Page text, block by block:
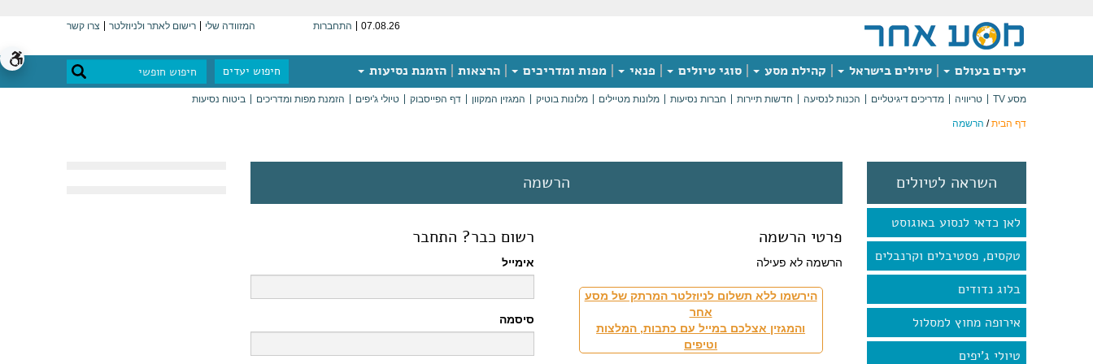
07.08.26 התחברות המזוודה שלי רישום לאתר ולניוזלטר צרו קשר
יעדים בעולם טיולים בישראל קהילת מסע סוגי טיולים פנאי מפות ומדריכים הרצאות הזמנת נסיעות חיפוש יעדים
מסע TV טריוויה מדריכים דיגיטליים הכנות לנסיעה חדשות תיירות חברות נסיעות מלונות מטיילים מלונות בוטיק המגזין המקוון דף הפייסבוק טיולי ג'יפים הזמנת מפות ומדריכים ביטוח נסיעות
דף הבית/ הרשמה
השראה לטיולים
לאן כדאי לנסוע באוגוסט
טקסים, פסטיבלים וקרנבלים
בלוג נדודים
אירופה מחוץ למסלול
טיולי ג'יפים
הרשמה
פרטי הרשמה
הרשמה לא פעילה
הירשמו ללא תשלום לניוזלטר המרתק של מסע
אחר
והמגזין אצלכם במייל עם כתבות, המלצות
וטיפים
רשום כבר? התחבר
אימייל
סיסמה